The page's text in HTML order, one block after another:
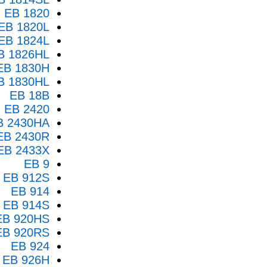
EB 1820
1820L
1824L
1826HL
1830H
1830HL
EB 18B
EB 2420
2430HA
2430R
2433X
EB 9
EB 912S
EB 914
EB 914S
920HS
920RS
EB 924
EB 926H